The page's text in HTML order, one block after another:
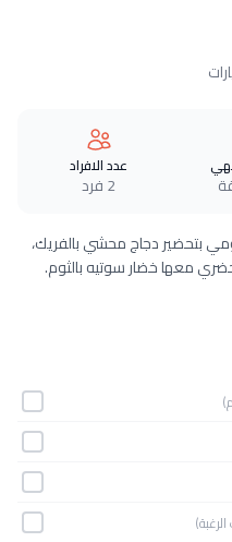
عدد الافراد
2 فرد
بتحضير دجاج محشي بالفريك،
معها خضار سوتيه بالثوم.